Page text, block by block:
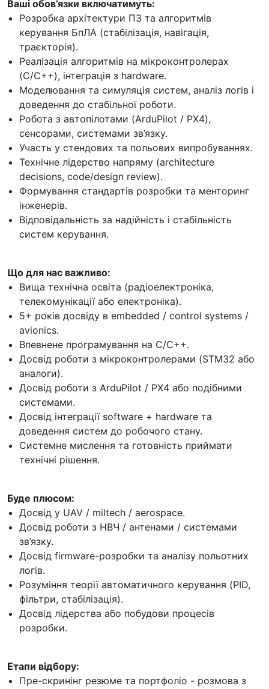
Ваші обов’язки включатимуть:
Розробка архітектури ПЗ та алгоритмів
керування БпЛА (стабілізація, навігація,
траєкторія).
Реалізація алгоритмів на мікроконтролерах
(C/C++), інтеграція з hardware.
Моделювання та симуляція систем, аналіз логів і
доведення до стабільної роботи.
Робота з автопілотами (ArduPilot / PX4),
сенсорами, системами зв’язку.
Участь у стендових та польових випробуваннях.
Технічне лідерство напряму (architecture
decisions, code/design review).
Формування стандартів розробки та менторинг
інженерів.
Відповідальність за надійність і стабільність
систем керування.
Що для нас важливо:
Вища технічна освіта (радіоелектроніка,
телекомунікації або електроніка).
5+ років досвіду в embedded / control systems /
avionics.
Впевнене програмування на C/C++.
Досвід роботи з мікроконтролерами (STM32 або
аналоги).
Досвід роботи з ArduPilot / PX4 або подібними
системами.
Досвід інтеграції software + hardware та
доведення систем до робочого стану.
Системне мислення та готовність приймати
технічні рішення.
Буде плюсом:
Досвід у UAV / miltech / aerospace.
Досвід роботи з НВЧ / антенами / системами
зв’язку.
Досвід firmware-розробки та аналізу польотних
логів.
Розуміння теорії автоматичного керування (PID,
фільтри, стабілізація).
Досвід лідерства або побудови процесів
розробки.
Етапи відбору:
Пре-скринінг резюме та портфоліо - розмова з